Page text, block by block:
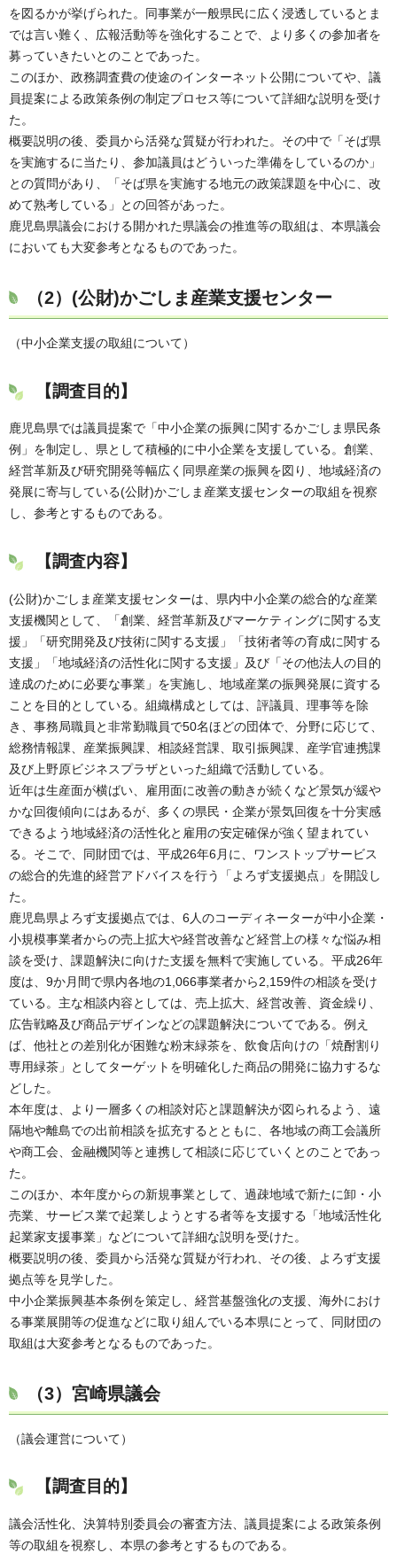
を図るかが挙げられた。同事業が一般県民に広く浸透しているとま
では言い難く、広報活動等を強化することで、より多くの参加者を
募っていきたいとのことであった。
このほか、政務調査費の使途のインターネット公開についてや、議
員提案による政策条例の制定プロセス等について詳細な説明を受け
た。
概要説明の後、委員から活発な質疑が行われた。その中で「そば県
を実施するに当たり、参加議員はどういった準備をしているのか」
との質問があり、「そば県を実施する地元の政策課題を中心に、改
めて熟考している」との回答があった。
鹿児島県議会における開かれた県議会の推進等の取組は、本県議会
においても大変参考となるものであった。
（2） (公財)かごしま産業支援センター
（中小企業支援の取組について）
【調査目的】
鹿児島県では議員提案で「中小企業の振興に関するかごしま県民条
例」を制定し、県として積極的に中小企業を支援している。創業、
経営革新及び研究開発等幅広く同県産業の振興を図り、地域経済の
発展に寄与している(公財)かごしま産業支援センターの取組を視察
し、参考とするものである。
【調査内容】
(公財)かごしま産業支援センターは、県内中小企業の総合的な産業
支援機関として、「創業、経営革新及びマーケティングに関する支
援」「研究開発及び技術に関する支援」「技術者等の育成に関する
支援」「地域経済の活性化に関する支援」及び「その他法人の目的
達成のために必要な事業」を実施し、地域産業の振興発展に資する
ことを目的としている。組織構成としては、評議員、理事等を除
き、事務局職員と非常勤職員で50名ほどの団体で、分野に応じて、
総務情報課、産業振興課、相談経営課、取引振興課、産学官連携課
及び上野原ビジネスプラザといった組織で活動している。
近年は生産面が横ばい、雇用面に改善の動きが続くなど景気が緩や
かな回復傾向にはあるが、多くの県民・企業が景気回復を十分実感
できるよう地域経済の活性化と雇用の安定確保が強く望まれてい
る。そこで、同財団では、平成26年6月に、ワンストップサービス
の総合的先進的経営アドバイスを行う「よろず支援拠点」を開設し
た。
鹿児島県よろず支援拠点では、6人のコーディネーターが中小企業・
小規模事業者からの売上拡大や経営改善など経営上の様々な悩み相
談を受け、課題解決に向けた支援を無料で実施している。平成26年
度は、9か月間で県内各地の1,066事業者から2,159件の相談を受け
ている。主な相談内容としては、売上拡大、経営改善、資金繰り、
広告戦略及び商品デザインなどの課題解決についてである。例え
ば、他社との差別化が困難な粉末緑茶を、飲食店向けの「焼酎割り
専用緑茶」としてターゲットを明確化した商品の開発に協力するな
どした。
本年度は、より一層多くの相談対応と課題解決が図られるよう、遠
隔地や離島での出前相談を拡充するとともに、各地域の商工会議所
や商工会、金融機関等と連携して相談に応じていくとのことであっ
た。
このほか、本年度からの新規事業として、過疎地域で新たに卸・小
売業、サービス業で起業しようとする者等を支援する「地域活性化
起業家支援事業」などについて詳細な説明を受けた。
概要説明の後、委員から活発な質疑が行われ、その後、よろず支援
拠点等を見学した。
中小企業振興基本条例を策定し、経営基盤強化の支援、海外におけ
る事業展開等の促進などに取り組んでいる本県にとって、同財団の
取組は大変参考となるものであった。
（3）宮崎県議会
（議会運営について）
【調査目的】
議会活性化、決算特別委員会の審査方法、議員提案による政策条例
等の取組を視察し、本県の参考とするものである。